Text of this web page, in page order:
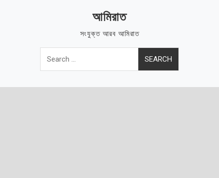
আমিরাত
সংযুক্ত আরব আমিরাত
Search
for: